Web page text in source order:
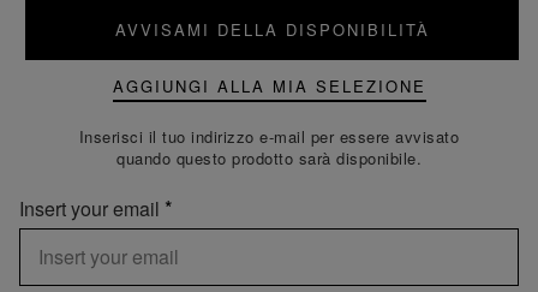
AVVISAMI DELLA DISPONIBILITÀ
AGGIUNGI ALLA MIA SELEZIONE
Inserisci il tuo indirizzo e-mail per essere avvisato
quando questo prodotto sarà disponibile.
Insert your email